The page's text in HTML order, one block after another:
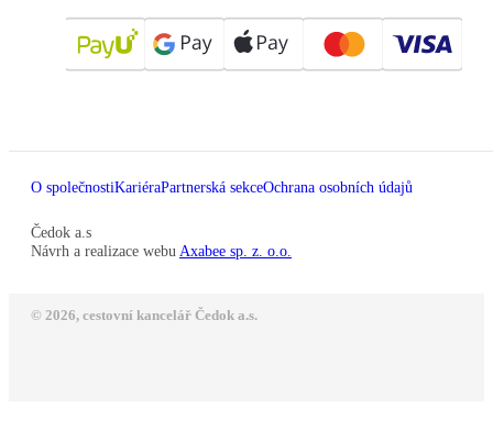
O společnostiKariéraPartnerská sekceOchrana osobních údajů
Čedok a.s
Návrh a realizace webu Axabee sp. z. o.o.
© 2026, cestovní kancelář Čedok a.s.